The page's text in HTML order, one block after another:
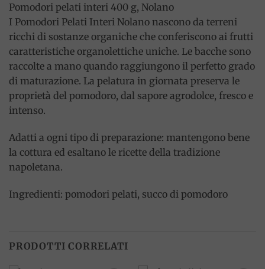
Pomodori pelati interi 400 g, Nolano
I Pomodori Pelati Interi Nolano nascono da terreni
ricchi di sostanze organiche che conferiscono ai frutti
caratteristiche organolettiche uniche. Le bacche sono
raccolte a mano quando raggiungono il perfetto grado
di maturazione. La pelatura in giornata preserva le
proprietà del pomodoro, dal sapore agrodolce, fresco e
intenso.
Adatti a ogni tipo di preparazione: mantengono bene
la cottura ed esaltano le ricette della tradizione
napoletana.
Ingredienti: pomodori pelati, succo di pomodoro
PRODOTTI CORRELATI